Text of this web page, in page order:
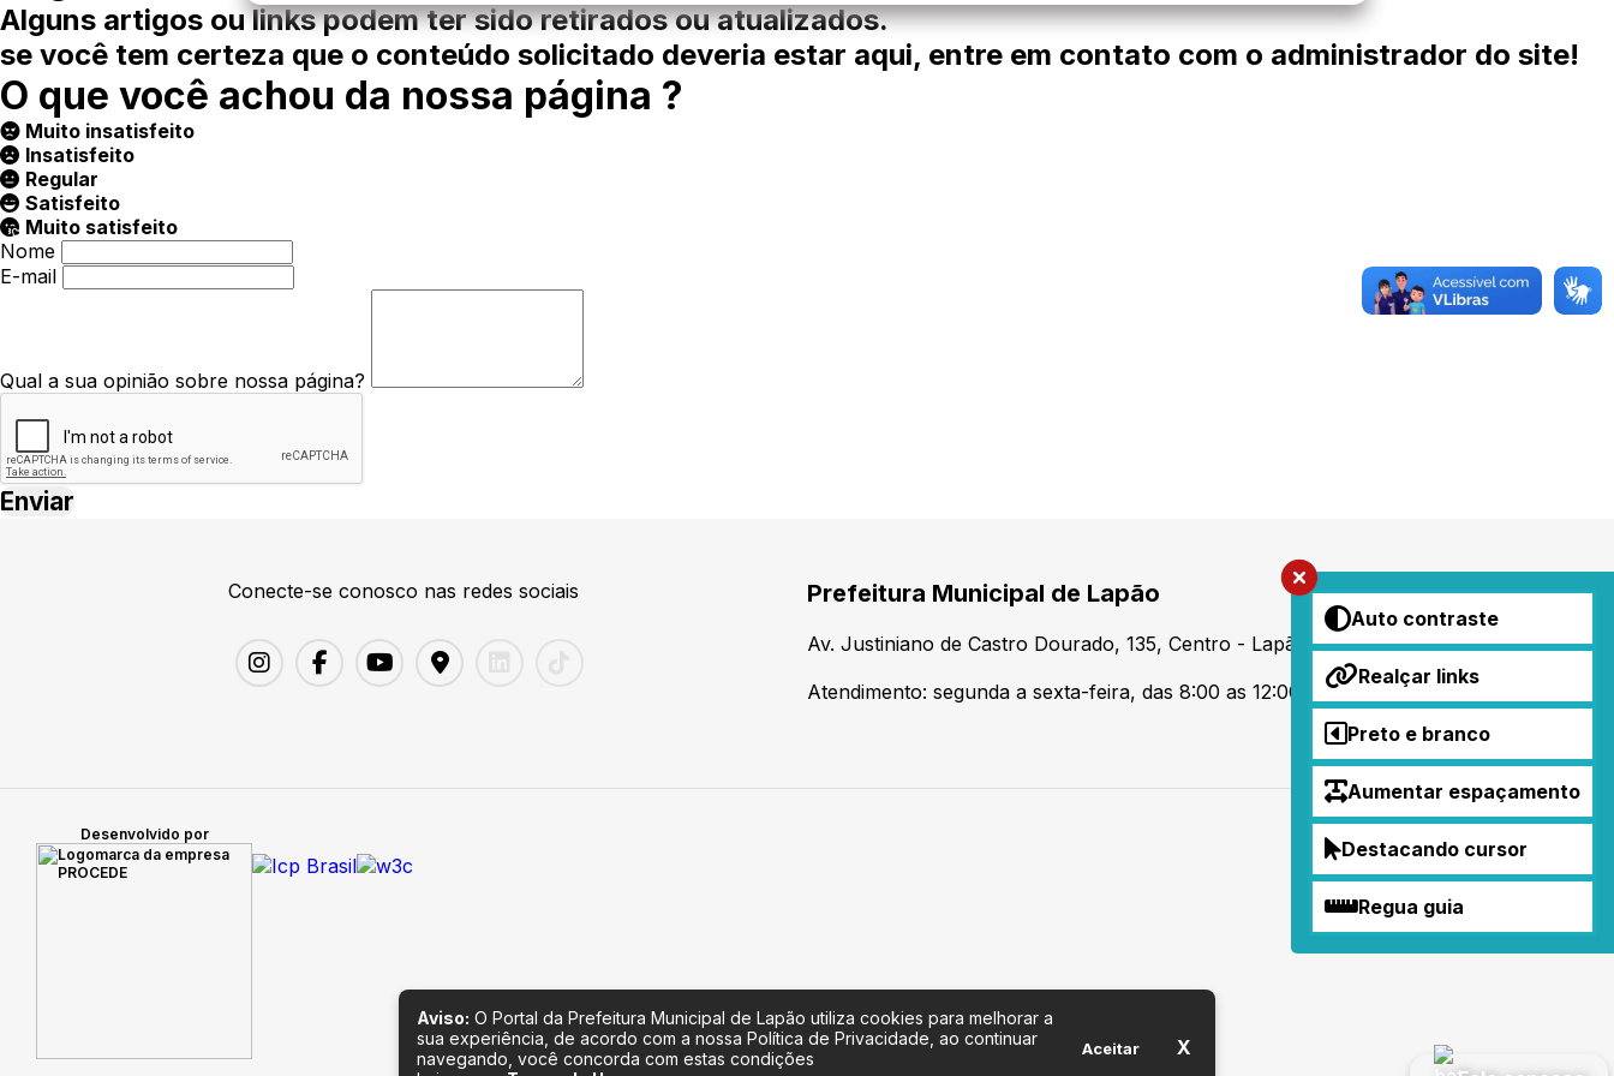
Auto contraste
Realçar links
Preto e branco
Aumentar espaçamento
Destacando cursor
Regua guia
Alguns artigos ou links podem ter sido retirados ou atualizados.
se você tem certeza que o conteúdo solicitado deveria estar aqui, entre em contato com o administrador do site!
O que você achou da nossa página ?
Muito insatisfeito
Insatisfeito
Regular
Satisfeito
Muito satisfeito
Nome
E-mail
Qual a sua opinião sobre nossa página?
Conecte-se conosco nas redes sociais Prefeitura Municipal de Lapão
Av. Justiniano de Castro Dourado, 135, Centro - Lapão/BA - Cep: 44905-000
Atendimento: segunda a sexta-feira, das 8:00 as 12:00 e 14:00 as 17:00 hs
Desenvolvido por
Aviso: O Portal da Prefeitura Municipal de Lapão utiliza cookies para melhorar a
sua experiência, de acordo com a nossa Política de Privacidade, ao continuar
navegando, você concorda com estas condições
Aceitar X